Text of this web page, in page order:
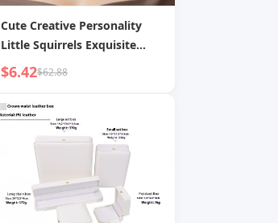
Cute Creative Personality
Little Squirrels Exquisite
Pendant Necklace
$6.42$62.88